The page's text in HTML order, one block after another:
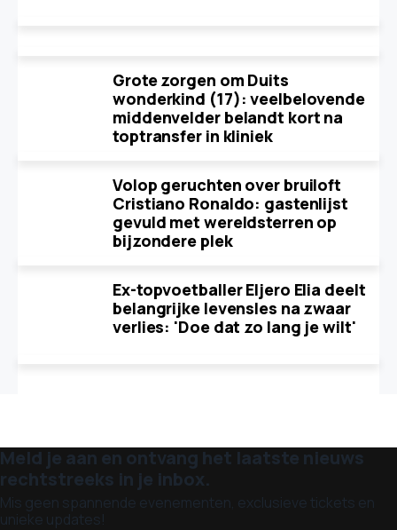
Grote zorgen om Duits
wonderkind (17): veelbelovende
middenvelder belandt kort na
toptransfer in kliniek
Volop geruchten over bruiloft
Cristiano Ronaldo: gastenlijst
gevuld met wereldsterren op
bijzondere plek
Ex-topvoetballer Eljero Elia deelt
belangrijke levensles na zwaar
verlies: 'Doe dat zo lang je wilt'
Meld je aan en ontvang het laatste nieuws
rechtstreeks in je inbox.
Mis geen spannende evenementen, exclusieve tickets en
unieke updates!